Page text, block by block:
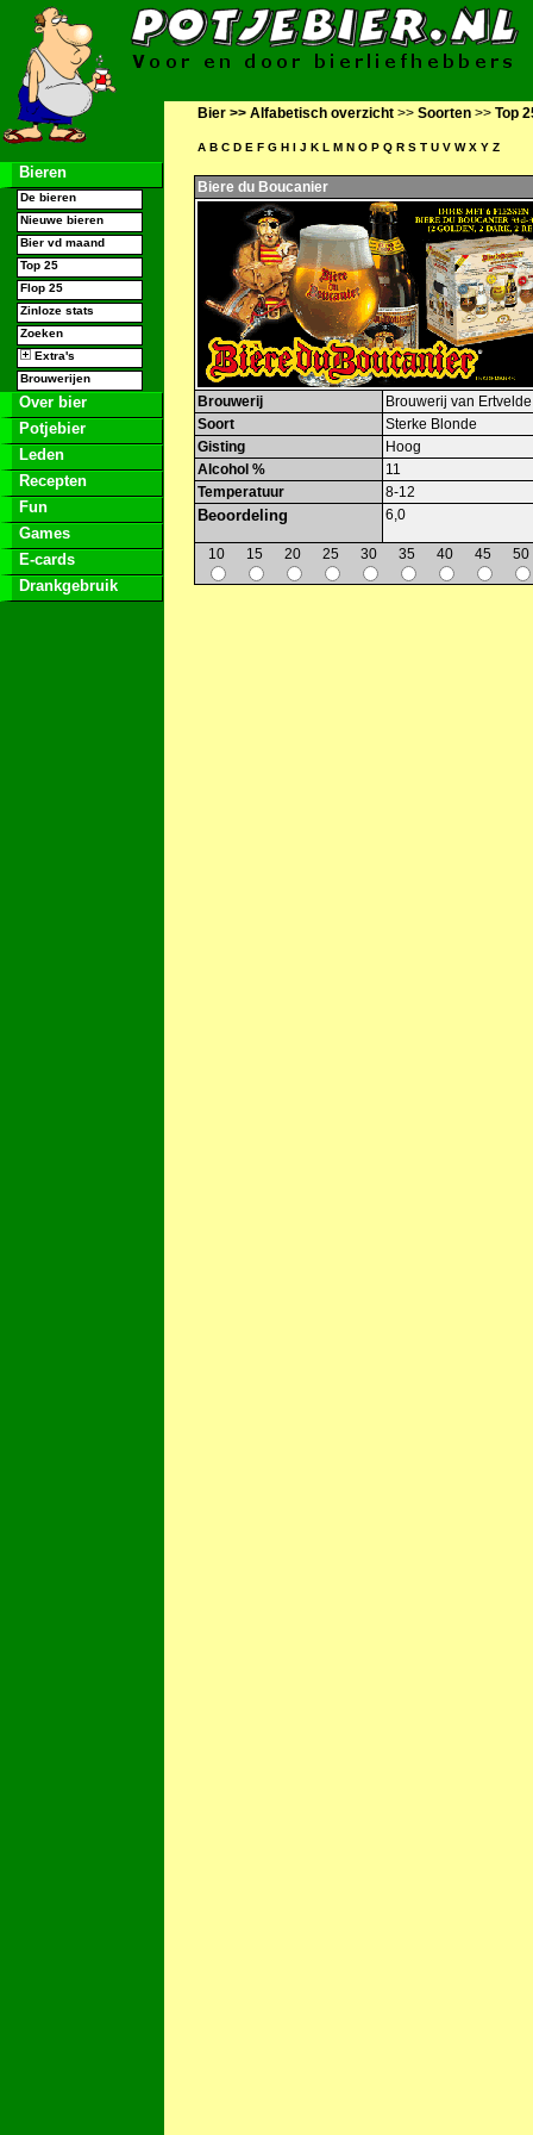
Bieren
De bieren
Nieuwe bieren
Bier vd maand
Top 25
Flop 25
Zinloze stats
Zoeken
Extra's
Brouwerijen
Over bier
Potjebier
Leden
Recepten
Fun
Games
E-cards
Drankgebruik
Bier >> Alfabetisch overzicht >> Soorten >> Top
A B C D E F G H I J K L M N O P Q R S T U V W X Y Z
Biere du Boucanier
Brouwerij
Brouwerij van Ertvelde
Soort
Sterke Blonde
Gisting
Hoog
Alcohol %
11
Temperatuur
8-12
Beoordeling 6,0
10 15 20 25 30 35 40 45 50